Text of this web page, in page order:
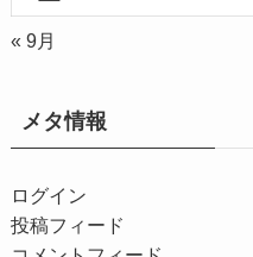
« 9月
メタ情報
ログイン
投稿フィード